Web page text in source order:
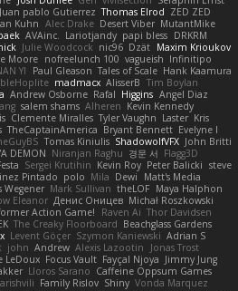
Juan pablo Gutierrez Thomas Elrod ZED ZED
Kuhn Alec Drake Desert Viber MutantMike
AVAinc. Lariotjandy papi bless DRKRM
Julie Woodcock nic96 Dzät Maxim Krioukov
Moore nofreelunch 100 vagueish Infinitipo
YI Paul Gleason Tales of Scale Hank Kaamura
madmacx AlisserB Tim Boylan
Andrew Osborne Rafal Higgins Angel Diaz
salem shams Alheren Kevin Kennedy
Clemente Miralles Tyler Vaughn Laster Kris
TheCaptainAmerica Bryant Bennett Evelyne I
Tomas Kiniulis ShadowolfVFX John Britti
DEMON Niranjan Raghu 경문 서 Flagg3D
Sergei Krutihin Kevin Roy Peter Balicki steve
Pintado polo Mila Dewi
Matt's Media
Wegener Mark Sullivan theLOF Maya Halphon
Eleanor Денис Оницев Michał Roszkowski
Action Game!
Raven Ai Thor Davidsen
The Creaky Floorboard Beachglass Gardens
Levent Göçer Szymon Kaniewski Adrian S
john Andrew Alexis Lazootin
Jonas Trost
LeDoux Focus Vault Fayçal Njoya Jimmy Jung
Lloros Sarano Caffeine Oppsum Games
Family Rislov Shiny Vonda Marquez